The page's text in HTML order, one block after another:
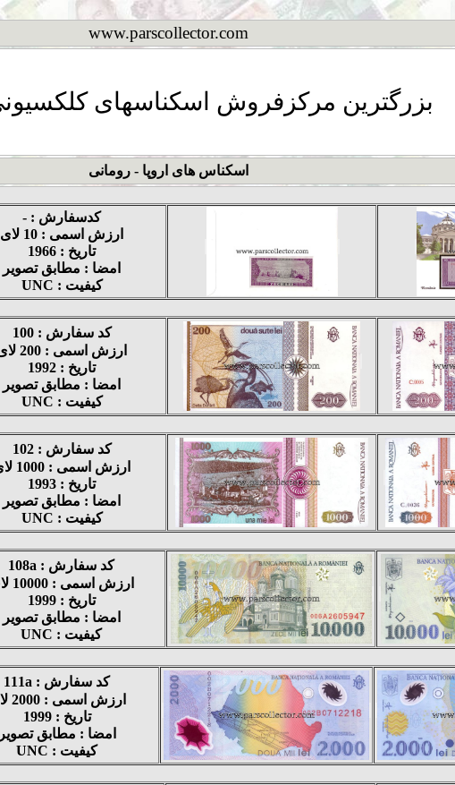
www.parscollector.com
بزرگترین مرکزفروش اسکناسهای
اسکناس های اروپا - رومانی
کدسفارش : -
ارزش اسمی : 10 لای
تاریخ : 1966
امضا : مطابق تصویر
کیفیت : UNC
کد سفارش : 100
ارزش اسمی : 200 لای
تاریخ : 1992
امضا : مطابق تصویر
کیفیت : UNC
کد سفارش : 102
ارزش اسمی : 1000 لای
تاریخ : 1993
امضا : مطابق تصویر
کیفیت : UNC
کد سفارش : 108a
ارزش اسمی : 10000 لای
تاریخ : 1999
امضا : مطابق تصویر
کیفیت : UNC
کد سفارش : 111a
ارزش اسمی : 2000 لای
تاریخ : 1999
امضا : مطابق تصویر
کیفیت : UNC